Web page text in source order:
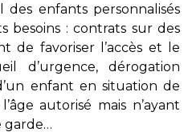
des enfants personnalisés
besoins : contrats sur des
de favoriser l’accès et le
d’urgence, dérogation
enfant en situation de
autorisé mais n’ayant
garde…